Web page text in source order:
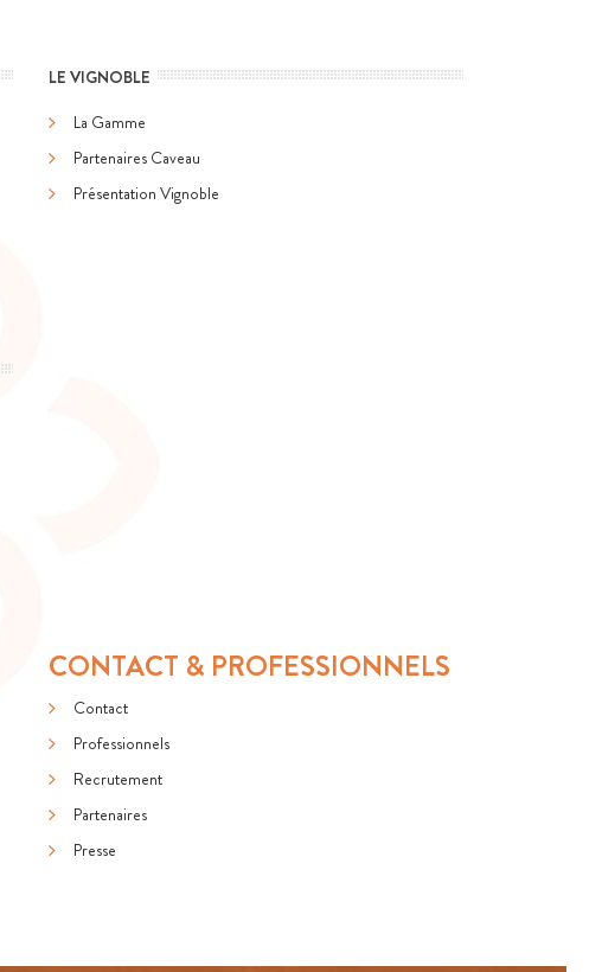
LE VIGNOBLE
La Gamme
Partenaires Caveau
Présentation Vignoble
CONTACT & PROFESSIONNELS
Contact
Professionnels
Recrutement
Partenaires
Presse